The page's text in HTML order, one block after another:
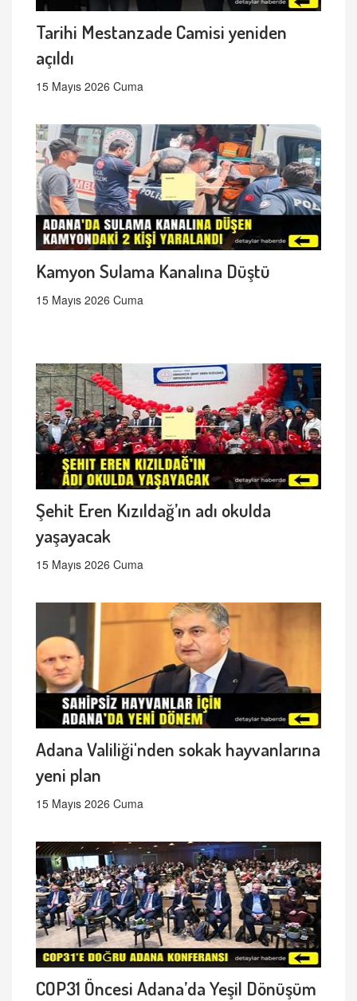
Tarihi Mestanzade Camisi yeniden
açıldı
15 Mayıs 2026 Cuma
Kamyon Sulama Kanalına Düştü
15 Mayıs 2026 Cuma
Şehit Eren Kızıldağ’ın adı okulda
yaşayacak
15 Mayıs 2026 Cuma
Adana Valiliği'nden sokak hayvanlarına
yeni plan
15 Mayıs 2026 Cuma
COP31 Öncesi Adana’da Yeşil Dönüşüm